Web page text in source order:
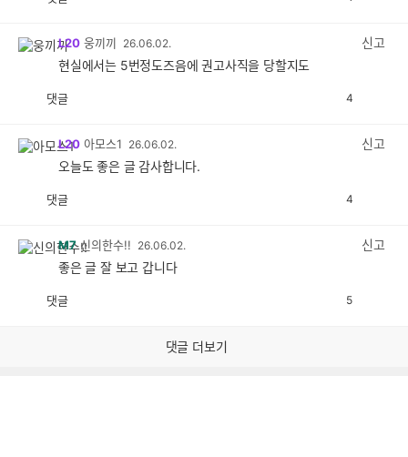
L20 웅끼끼 26.06.02.
신고
현실에서는 5번정도즈음에 권고사직을 당할지도
댓글 4
L20 아모스1 26.06.02.
신고
오늘도 좋은 글 감사합니다.
댓글 4
M7 신의한수!! 26.06.02.
신고
좋은 글 잘 보고 갑니다
댓글 5
댓글 더보기